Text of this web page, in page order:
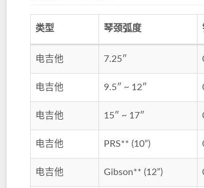
类型 琴颈弧度
电吉他 7.25″
电吉他 9.5″ ~ 12″
电吉他 15″ ~ 17″
电吉他 PRS** (10”)
电吉他 Gibson** (12”)